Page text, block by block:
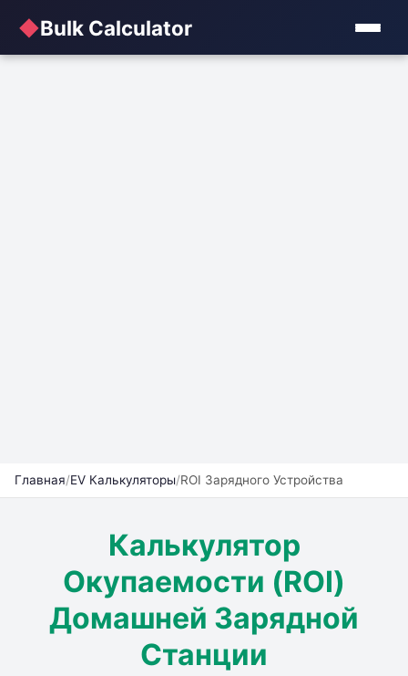
◆Bulk Calculator
Главная/EV Калькуляторы/ROI Зарядного Устройства
Калькулятор
Окупаемости (ROI)
Домашней Зарядной
Станции